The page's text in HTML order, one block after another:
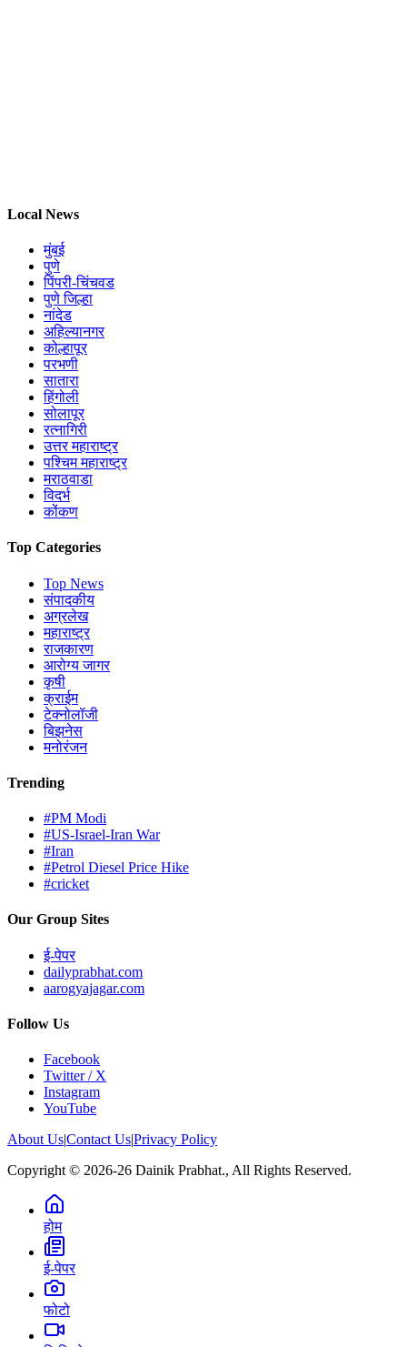
Local News
मुंबई
पुणे
पिंपरी-चिंचवड
पुणे जिल्हा
नांदेड
अहिल्यानगर
कोल्हापूर
परभणी
सातारा
हिंगोली
सोलापूर
रत्नागिरी
उत्तर महाराष्ट्र
पश्चिम महाराष्ट्र
मराठवाडा
विदर्भ
कोंकण
Top Categories
Top News
संपादकीय
अग्रलेख
महाराष्ट्र
राजकारण
आरोग्य जागर
कृषी
क्राईम
टेक्नोलॉजी
बिझनेस
मनोरंजन
Trending
#PM Modi
#US-Israel-Iran War
#Iran
#Petrol Diesel Price Hike
#cricket
Our Group Sites
ई-पेपर
dailyprabhat.com
aarogyajagar.com
Follow Us
Facebook
Twitter / X
Instagram
YouTube
About Us|Contact Us|Privacy Policy
Copyright © 2026-26 Dainik Prabhat., All Rights Reserved.
होम
ई-पेपर
फोटो